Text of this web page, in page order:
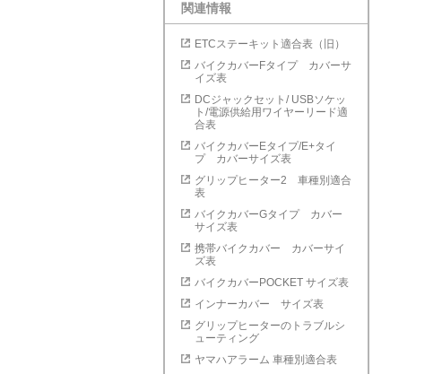
関連情報
ETCステーキット適合表（旧）
バイクカバーFタイプ カバーサ
イズ表
DCジャックセット/ USBソケッ
ト/電源供給用ワイヤーリード適
合表
バイクカバーEタイプ/E+タイ
プ カバーサイズ表
グリップヒーター2 車種別適合
表
バイクカバーGタイプ カバー
サイズ表
携帯バイクカバー カバーサイ
ズ表
バイクカバーPOCKET サイズ表
インナーカバー サイズ表
グリップヒーターのトラブルシ
ューティング
ヤマハアラーム 車種別適合表